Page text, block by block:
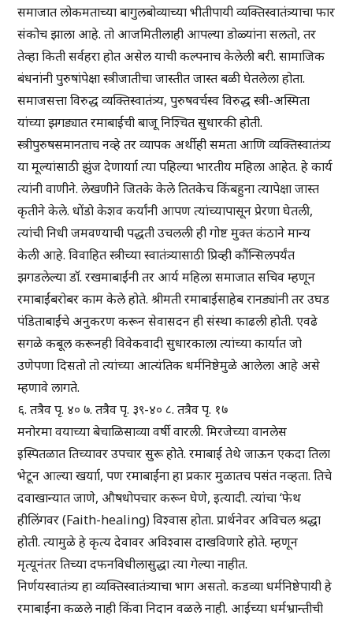
समाजात लोकमताच्या बागुलबोव्याच्या भीतीपायी व्यक्तिस्वातंत्र्याचा फार
संकोच झाला आहे. तो आजमितीलाही आपल्या डोळ्यांना सलतो, तर
तेव्हा किती सर्वहरा होत असेल याची कल्पनाच केलेली बरी. सामाजिक
बंधनांनी पुरुषांपेक्षा स्त्रीजातीचा जास्तीत जास्त बळी घेतलेला होता.
समाजसत्ता विरुद्ध व्यक्तिस्वातंत्र्य, पुरुषवर्चस्व विरुद्ध स्त्री-अस्मिता
यांच्या झगड्यात रमाबाईंची बाजू निश्चित सुधारकी होती.
स्त्रीपुरुषसमानताच नव्हे तर व्यापक अर्थीही समता आणि व्यक्तिस्वातंत्र्य
या मूल्यांसाठी झुंज देणार्याा त्या पहिल्या भारतीय महिला आहेत. हे कार्य
त्यांनी वाणीने. लेखणीने जितके केले तितकेच किंबहुना त्यापेक्षा जास्त
कृतीने केले. धोंडो केशव कर्यांनी आपण त्यांच्यापासून प्रेरणा घेतली,
त्यांची निधी जमवण्याची पद्धती उचलली ही गोष्ट मुक्त कंठाने मान्य
केली आहे. विवाहित स्त्रीच्या स्वातंत्र्यासाठी प्रिव्ही कौंन्सिलपर्यंत
झगडलेल्या डॉ. रखमाबाईंनी तर आर्य महिला समाजात सचिव म्हणून
रमाबाईंबरोबर काम केले होते. श्रीमती रमाबाईसाहेब रानड्यांनी तर उघड
पंडिताबाईंचे अनुकरण करून सेवासदन ही संस्था काढली होती. एवढे
सगळे कबूल करूनही विवेकवादी सुधारकाला त्यांच्या कार्यात जो
उणेपणा दिसतो तो त्यांच्या आत्यंतिक धर्मनिष्ठेमुळे आलेला आहे असे
म्हणावे लागते.
६. तत्रैव पृ. ४० ७. तत्रैव पृ. ३९-४० ८. तत्रैव पृ. १७
मनोरमा वयाच्या बेचाळिसाव्या वर्षी वारली. मिरजेच्या वानलेस
इस्पितळात तिच्यावर उपचार सुरू होते. रमाबाई तेथे जाऊन एकदा तिला
भेटून आल्या खर्याा, पण रमाबाईंना हा प्रकार मुळातच पसंत नव्हता. तिचे
दवाखान्यात जाणे, औषधोपचार करून घेणे, इत्यादी. त्यांचा ‘फेथ
हीलिंगवर (Faith-healing) विश्वास होता. प्रार्थनेवर अविचल श्रद्धा
होती. त्यामुळे हे कृत्य देवावर अविश्वास दाखविणारे होते. म्हणून
मृत्यूनंतर तिच्या दफनविधीलासुद्धा त्या गेल्या नाहीत.
निर्णयस्वातंत्र्य हा व्यक्तिस्वातंत्र्याचा भाग असतो. कडव्या धर्मनिष्ठेपायी हे
रमाबाईंना कळले नाही किंवा निदान वळले नाही. आईच्या धर्मभ्रान्तीची